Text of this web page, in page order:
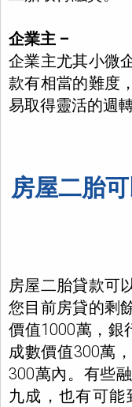
企業主 –
企業主尤其小微
款有相當的難度
易取得靈活的週轉
房屋二胎
房屋二胎貸款可
您目前房貸的剩
價值1000萬，銀
成數價值300萬
300萬內。有些
九成，也有可